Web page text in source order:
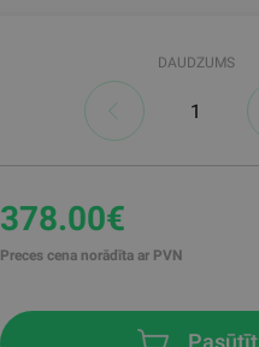
DAUDZUMS
378.00€
Preces cena norādīta ar PVN
Pasūtīt